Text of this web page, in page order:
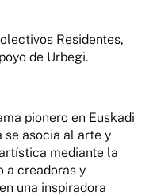
Residentes,
de Urbegi.
pionero en Euskadi
se asocia al arte y
mediante la
a creadoras y
una inspiradora